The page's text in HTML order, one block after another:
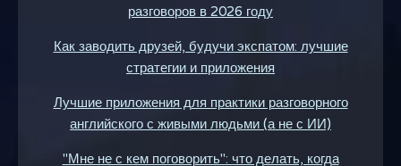
разговоров в 2026 году
Как заводить друзей, будучи экспатом: лучшие
стратегии и приложения
Лучшие приложения для практики разговорного
английского с живыми людьми (а не с ИИ)
"Мне не с кем поговорить": что делать, когда